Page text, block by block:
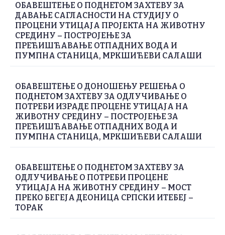
ОБАВЕШТЕЊЕ О ПОДНЕТОМ ЗАХТЕВУ ЗА
ДАВАЊЕ САГЛАСНОСТИ НА СТУДИЈУ О
ПРОЦЕНИ УТИЦАЈА ПРОЈЕКТА НА ЖИВОТНУ
СРЕДИНУ – ПОСТРОЈЕЊЕ ЗА
ПРЕЋИШЋАВАЊЕ ОТПАДНИХ ВОДА И
ПУМПНА СТАНИЦА, МРКШИЋЕВИ САЛАШИ
ОБАВЕШТЕЊЕ О ДОНОШЕЊУ РЕШЕЊА О
ПОДНЕТОМ ЗАХТЕВУ ЗА ОДЛУЧИВАЊЕ О
ПОТРЕБИ ИЗРАДЕ ПРОЦЕНЕ УТИЦАЈА НА
ЖИВОТНУ СРЕДИНУ – ПОСТРОЈЕЊЕ ЗА
ПРЕЋИШЋАВАЊЕ ОТПАДНИХ ВОДА И
ПУМПНА СТАНИЦА, МРКШИЋЕВИ САЛАШИ
ОБАВЕШТЕЊЕ О ПОДНЕТОМ ЗАХТЕВУ ЗА
ОДЛУЧИВАЊЕ О ПОТРЕБИ ПРОЦЕНЕ
УТИЦАЈА НА ЖИВОТНУ СРЕДИНУ – МОСТ
ПРЕКО БЕГЕЈА ДЕОНИЦА СРПСКИ ИТЕБЕЈ –
ТОРАК